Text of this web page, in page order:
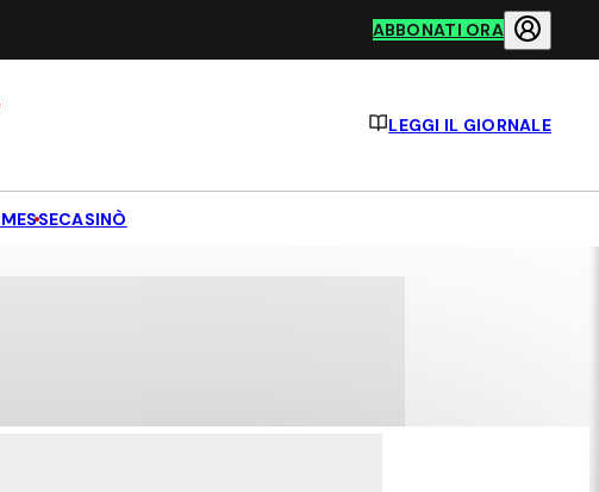
ABBONATI ORA
LEGGI IL GIORNALE
CASINÒ